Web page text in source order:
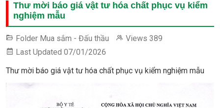
Thư mời báo giá vật tư hóa chất phục vụ kiểm
nghiệm mẫu
Folder Mua sắm - Đấu thầu Views 389
Last Updated 07/01/2026
Thư mời báo giá vật tư hóa chất phục vụ kiểm nghiệm mẫu